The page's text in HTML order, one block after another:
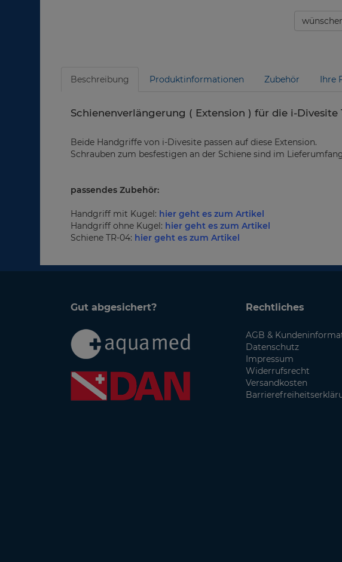
Beschreibung Produktinformationen Zubehör Ihre
Schienenverlängerung ( Extension ) für die i-Divesite
Beide Handgriffe von i-Divesite passen auf diese Extension.
Schrauben zum besfestigen an der Schiene sind im
passendes Zubehör:
Handgriff mit Kugel: hier geht es zum Artikel
Handgriff ohne Kugel: hier geht es zum Artikel
Schiene TR-04: hier geht es zum Artikel
Gut abgesichert? Rechtliches
AGB &
Datenschutz
Impressum
Widerrufsrecht
Versandkosten